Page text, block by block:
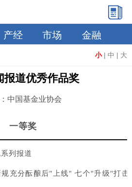
产经 市场 金融
小| 中 | 大
报道优秀作品奖
中国基金业协会
一等奖
列报道
规充分酝酿后"上线" 七个"升级"打击